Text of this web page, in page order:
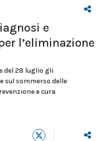
e
l’eliminazione
del 28 luglio gli
sommerso delle
e cura